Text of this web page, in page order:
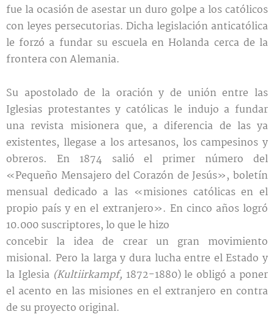
fue la ocasión de asestar un duro golpe a los católicos
con leyes persecutorias. Dicha legislación anticatólica
le forzó a fundar su escuela en Holanda cerca de la
frontera con Alemania.
Su apostolado de la oración y de unión entre las
Iglesias protestantes y católicas le indujo a fundar
una revista misionera que, a diferencia de las ya
existentes, llegase a los artesanos, los campesinos y
obreros. En 1874 salió el primer número del
«Pequeño Mensajero del Corazón de Jesús», boletín
mensual dedicado a las «misiones católicas en el
propio país y en el extranjero». En cinco años logró
10.000 suscriptores, lo que le hizo
concebir la idea de crear un gran movimiento
misional. Pero la larga y dura lucha entre el Estado y
la Iglesia (Kultiirkampf, 1872-1880) le obligó a poner
el acento en las misiones en el extranjero en contra
de su proyecto original.